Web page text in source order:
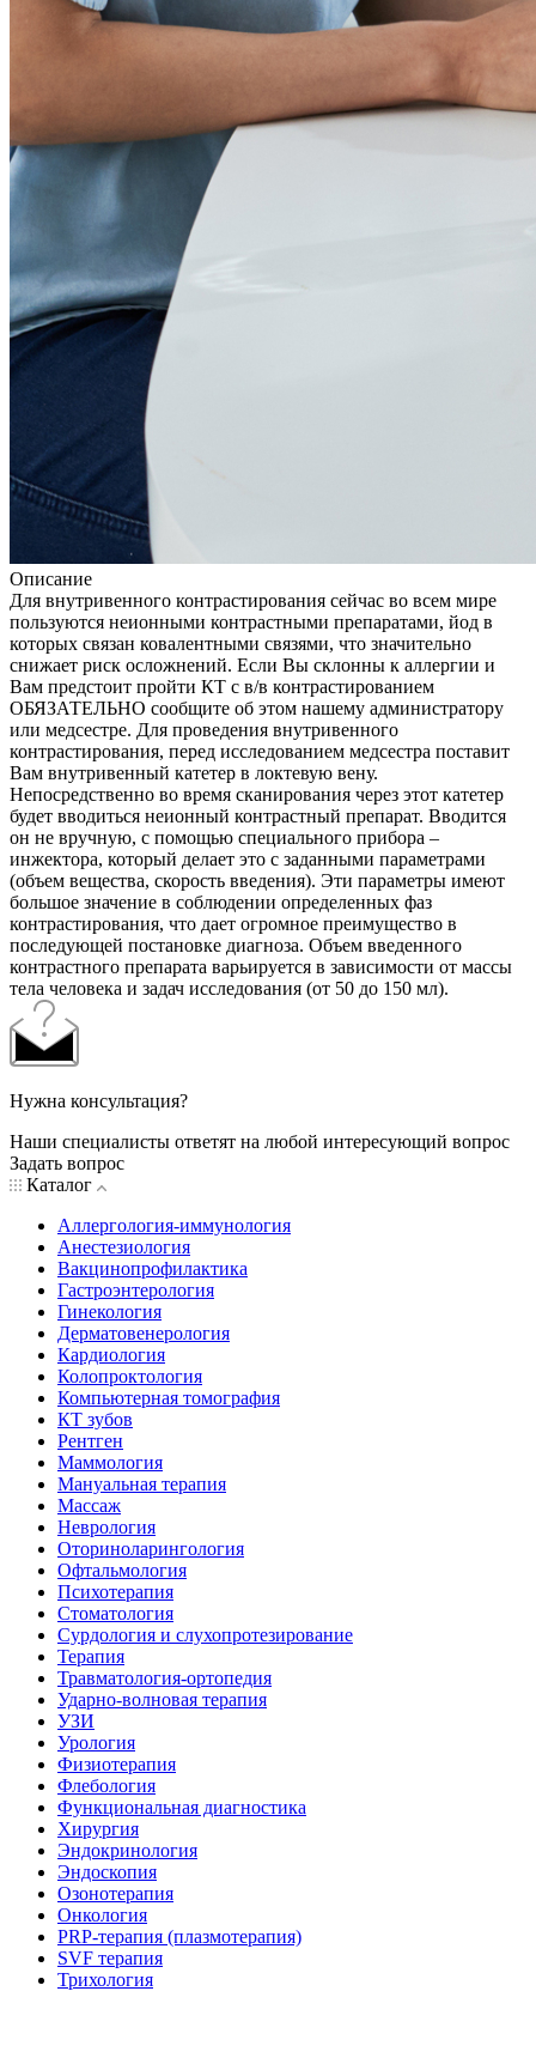
Описание
Для внутривенного контрастирования сейчас во всем мире
пользуются неионными контрастными препаратами, йод в
которых связан ковалентными связями, что значительно
снижает риск осложнений. Если Вы склонны к аллергии и
Вам предстоит пройти КТ с в/в контрастированием
ОБЯЗАТЕЛЬНО сообщите об этом нашему администратору
или медсестре. Для проведения внутривенного
контрастирования, перед исследованием медсестра поставит
Вам внутривенный катетер в локтевую вену.
Непосредственно во время сканирования через этот катетер
будет вводиться неионный контрастный препарат. Вводится
он не вручную, с помощью специального прибора –
инжектора, который делает это с заданными параметрами
(объем вещества, скорость введения). Эти параметры имеют
большое значение в соблюдении определенных фаз
контрастирования, что дает огромное преимущество в
последующей постановке диагноза. Объем введенного
контрастного препарата варьируется в зависимости от массы
тела человека и задач исследования (от 50 до 150 мл).
Нужна консультация?
Наши специалисты ответят на любой интересующий вопрос
Задать вопрос
Каталог
Аллергология-иммунология
Анестезиология
Вакцинопрофилактика
Гастроэнтерология
Гинекология
Дерматовенерология
Кардиология
Колопроктология
Компьютерная томография
КТ зубов
Рентген
Маммология
Мануальная терапия
Массаж
Неврология
Оториноларингология
Офтальмология
Психотерапия
Стоматология
Сурдология и слухопротезирование
Терапия
Травматология-ортопедия
Ударно-волновая терапия
УЗИ
Урология
Физиотерапия
Флебология
Функциональная диагностика
Хирургия
Эндокринология
Эндоскопия
Озонотерапия
Онкология
PRP-терапия (плазмотерапия)
SVF терапия
Трихология